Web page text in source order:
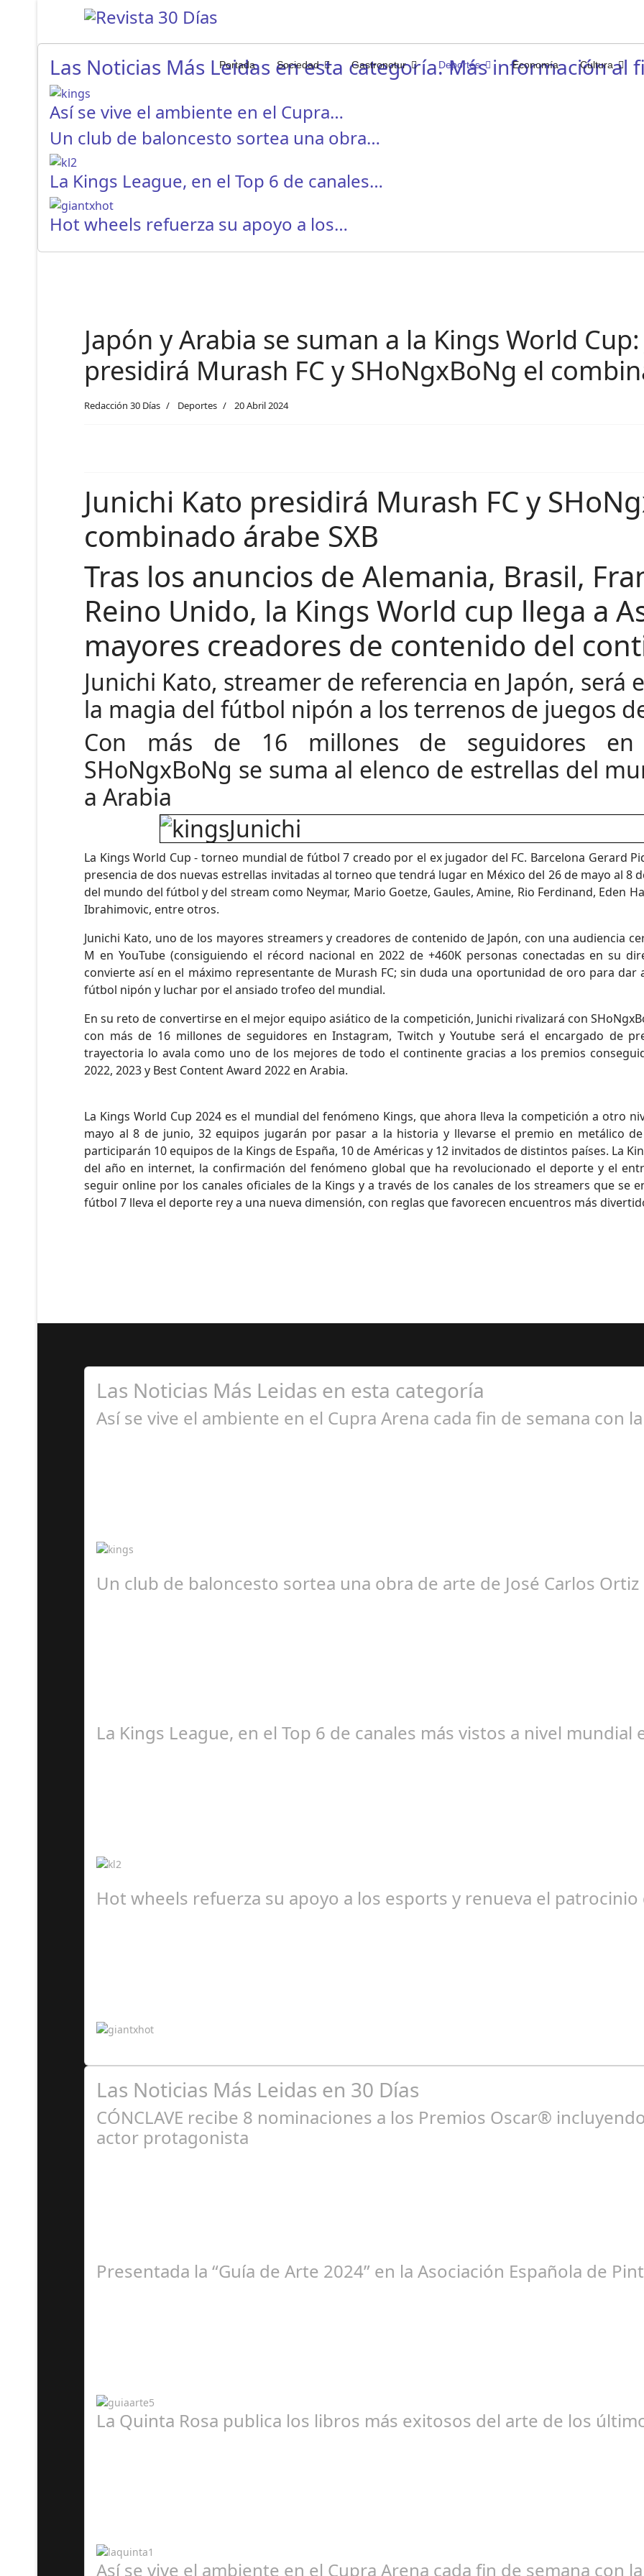
Portada Sociedad Gastronotur Deportes Economía Cultura
Las Noticias Más Leidas en esta categoría. Más información al
Así se vive el ambiente en el Cupra…
Un club de baloncesto sortea una obra…
La Kings League, en el Top 6 de canales…
Hot wheels refuerza su apoyo a los…
Japón y Arabia se suman a la Kings World
presidirá Murash FC y SHoNgxBoNg el
Redacción 30 Días Deportes 20 Abril 2024
Junichi Kato presidirá Murash FC y
combinado árabe SXB
Tras los anuncios de Alemania, Brasil,
Reino Unido, la Kings World cup llega a
mayores creadores de contenido del
Junichi Kato, streamer de referencia en Japón, será
la magia del fútbol nipón a los terrenos de juegos
Con más de 16 millones de seguidores en
SHoNgxBoNg se suma al elenco de estrellas del
a Arabia
La Kings World Cup - torneo mundial de fútbol 7 creado por el ex jugador del FC. Barcelona Gerard
presencia de dos nuevas estrellas invitadas al torneo que tendrá lugar en México del 26 de mayo al 8
del mundo del fútbol y del stream como Neymar, Mario Goetze, Gaules, Amine, Rio Ferdinand, Eden
Ibrahimovic, entre otros.
Junichi Kato, uno de los mayores streamers y creadores de contenido de Japón, con una audiencia
M en YouTube (consiguiendo el récord nacional en 2022 de +460K personas conectadas en su
convierte así en el máximo representante de Murash FC; sin duda una oportunidad de oro para
fútbol nipón y luchar por el ansiado trofeo del mundial.​
En su reto de convertirse en el mejor equipo asiático de la competición, Junichi rivalizará con
con más de 16 millones de seguidores en Instagram, Twitch y Youtube será el encargado de
trayectoria lo avala como uno de los mejores de todo el continente gracias a los premios
2022, 2023 y Best Content Award 2022 en Arabia.
La Kings World Cup 2024 es el mundial del fenómeno Kings, que ahora lleva la competición a otro
mayo al 8 de junio, 32 equipos jugarán por pasar a la historia y llevarse el premio en metálico
participarán 10 equipos de la Kings de España, 10 de Américas y 12 invitados de distintos países. La
del año en internet, la confirmación del fenómeno global que ha revolucionado el deporte y el
seguir online por los canales oficiales de la Kings y a través de los canales de los streamers que se
fútbol 7 lleva el deporte rey a una nueva dimensión, con reglas que favorecen encuentros más
Las Noticias Más Leidas en esta categoría
Así se vive el ambiente en el Cupra Arena cada fin de semana con
Un club de baloncesto sortea una obra de arte de José Carlos Ortiz
La Kings League, en el Top 6 de canales más vistos a nivel mundial
Hot wheels refuerza su apoyo a los esports y renueva el
Las Noticias Más Leidas en 30 Días
CÓNCLAVE recibe 8 nominaciones a los Premios Oscar®
actor protagonista
Presentada la “Guía de Arte 2024” en la Asociación Española de
La Quinta Rosa publica los libros más exitosos del arte de los
Así se vive el ambiente en el Cupra Arena cada fin de semana con